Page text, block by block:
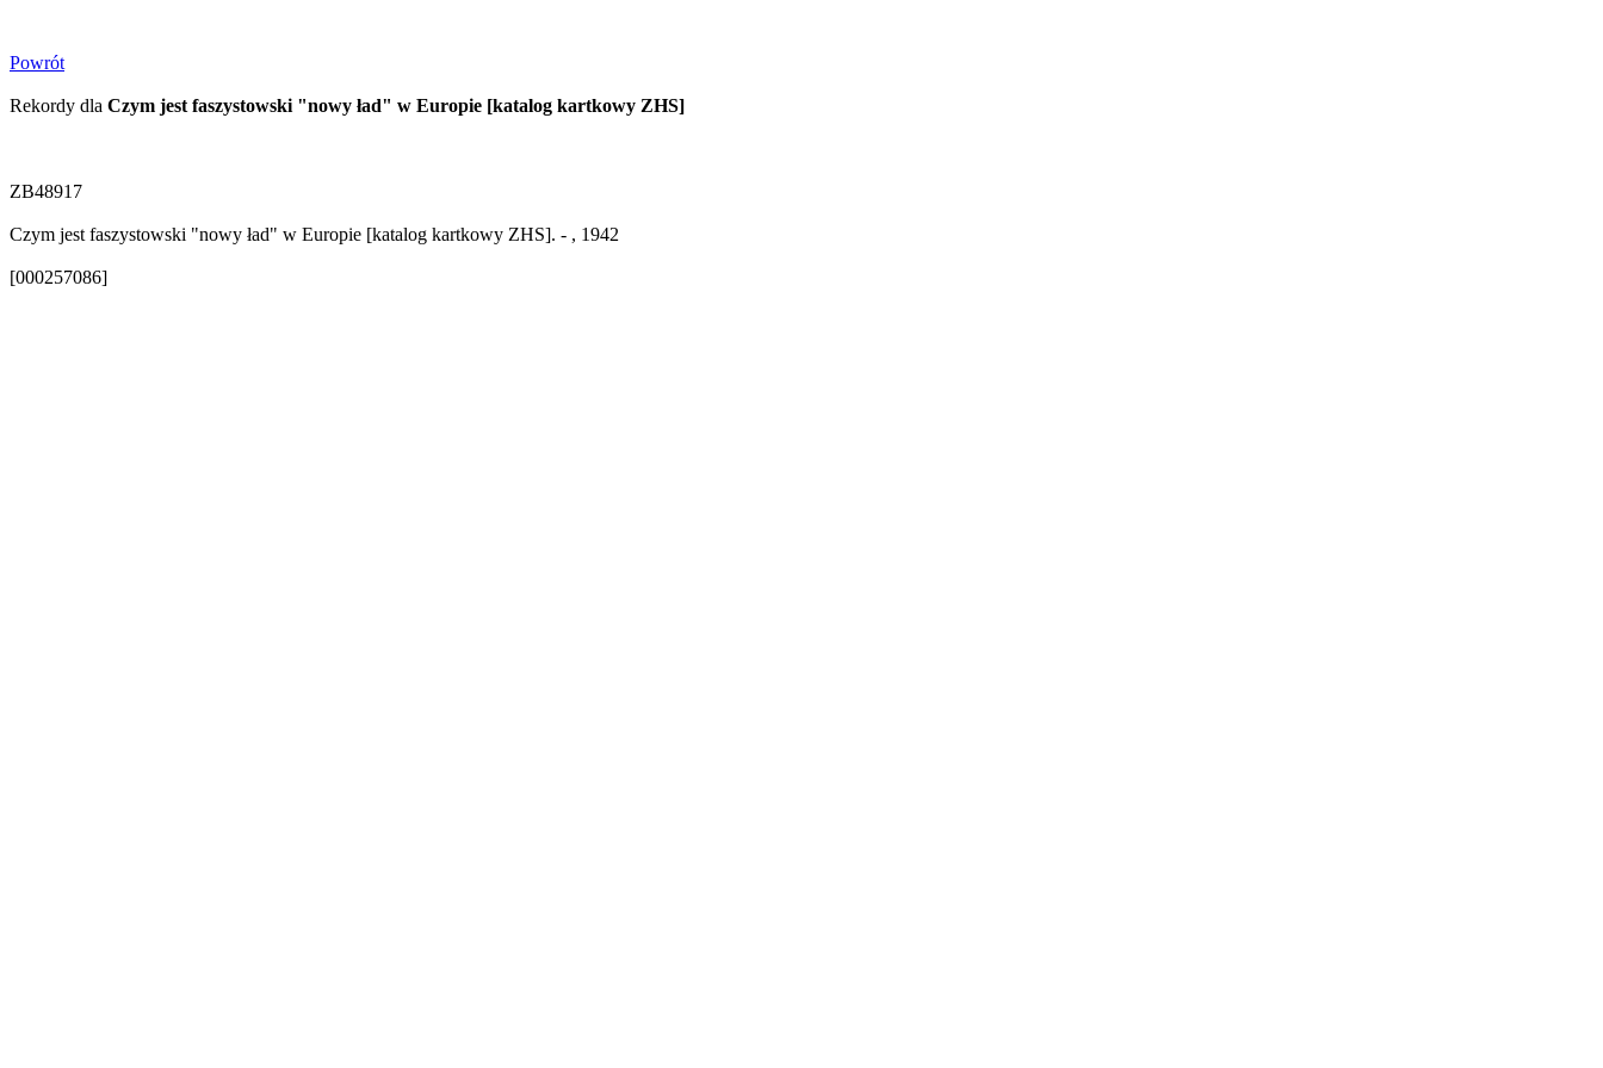
Powrót
Rekordy dla Czym jest faszystowski "nowy ład" w Europie [katalog kartkowy ZHS]
ZB48917
Czym jest faszystowski "nowy ład" w Europie [katalog kartkowy ZHS]. - , 1942
[000257086]